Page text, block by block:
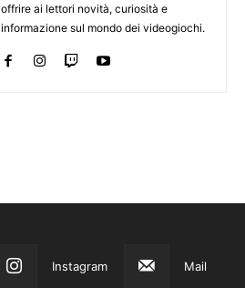
offrire ai lettori novità, curiosità e
informazione sul mondo dei videogiochi.
Instagram Mail